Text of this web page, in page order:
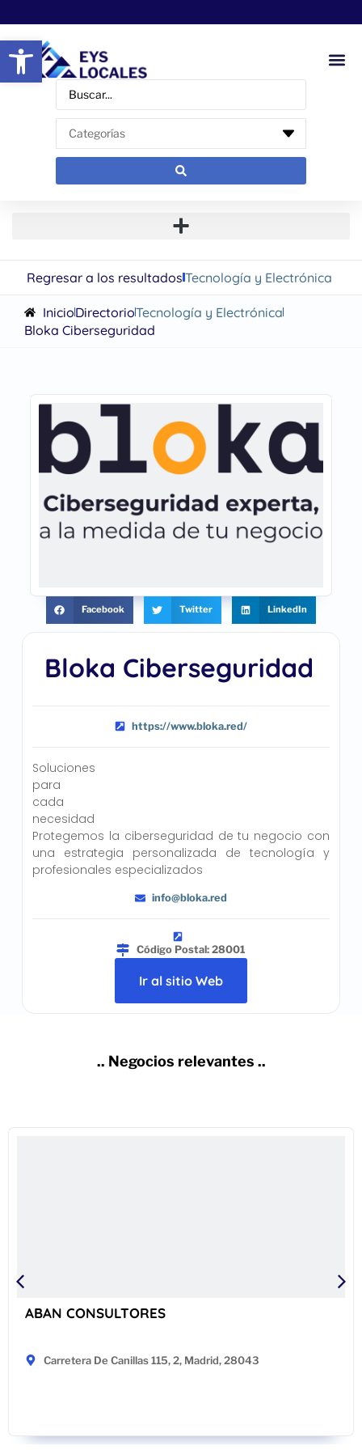
Abrir barra de herramientas
Regresar a los resultadosTecnología y Electrónica
InicioDirectorioTecnología y Electrónica
Bloka Ciberseguridad
Bloka Ciberseguridad
https://www.bloka.red/
Soluciones
para
cada
necesidad
Protegemos la ciberseguridad de tu negocio con
una estrategia personalizada de tecnología y
profesionales especializados
info@bloka.red
Código Postal: 28001
Ir al sitio Web
Facebook Twitter LinkedIn
.. Negocios relevantes ..
ABAN CONSULTORES
Carretera De Canillas 115, 2, Madrid, 28043